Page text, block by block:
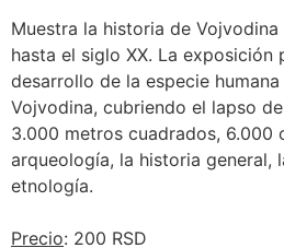
Muestra la historia de
hasta el siglo XX. La exposición
desarrollo de la especie
Vojvodina, cubriendo el lapso
3.000 metros cuadrados, 6.000
arqueología, la historia general,
etnología.
Precio: 200 RSD